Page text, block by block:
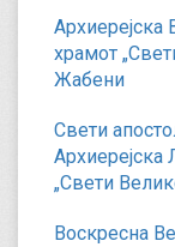
Архиерејска
храмот
Жабени
Свети
Архиерејска
„Свети
Воскресна